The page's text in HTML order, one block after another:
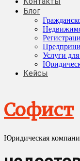
Блог
Услуги
Кейсы
Софист
Юридическая